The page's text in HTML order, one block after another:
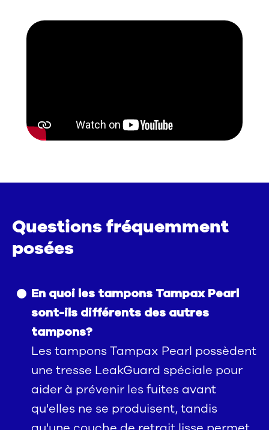
Questions fréquemment
posées
En quoi les tampons Tampax Pearl
sont-ils différents des autres
tampons?
Les tampons Tampax Pearl possèdent
une tresse LeakGuard spéciale pour
aider à prévenir les fuites avant
qu'elles ne se produisent, tandis